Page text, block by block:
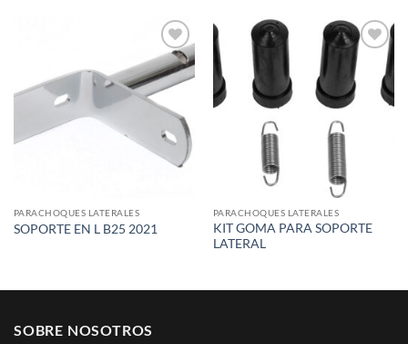
Add to
wishlist
PARACHOQUES LATERALES
SOPORTE EN L B25 2021
Add to
wishlist
PARACHOQUES LATERALES
KIT GOMA PARA SOPORTE
LATERAL
SOBRE NOSOTROS